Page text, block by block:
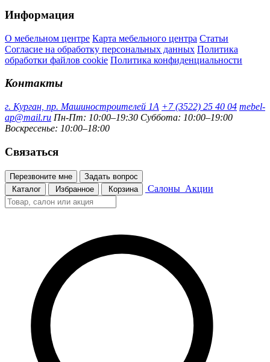
Информация
О мебельном центре Карта мебельного центра Статьи
Согласие на обработку персональных данных Политика
обработки файлов cookie Политика конфиденциальности
Контакты
г. Курган, пр. Машиностроителей 1А +7 (3522) 25 40 04 mebel-
ap@mail.ru Пн-Пт: 10:00–19:30 Суббота: 10:00–19:00
Воскресенье: 10:00–18:00
Связаться
Перезвоните мне
Задать вопрос
Каталог
Избранное Корзина Салоны Акции